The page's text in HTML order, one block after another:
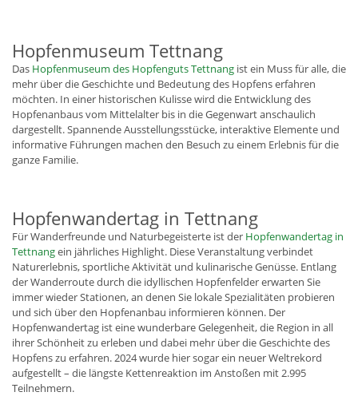
Hopfenmuseum Tettnang
Das Hopfenmuseum des Hopfenguts Tettnang ist ein Muss für alle, die
mehr über die Geschichte und Bedeutung des Hopfens erfahren
möchten. In einer historischen Kulisse wird die Entwicklung des
Hopfenanbaus vom Mittelalter bis in die Gegenwart anschaulich
dargestellt. Spannende Ausstellungsstücke, interaktive Elemente und
informative Führungen machen den Besuch zu einem Erlebnis für die
ganze Familie.
Hopfenwandertag in Tettnang
Für Wanderfreunde und Naturbegeisterte ist der Hopfenwandertag in
Tettnangein jährliches Highlight. Diese Veranstaltung verbindet
Naturerlebnis, sportliche Aktivität und kulinarische Genüsse. Entlang
der Wanderroute durch die idyllischen Hopfenfelder erwarten Sie
immer wieder Stationen, an denen Sie lokale Spezialitäten probieren
und sich über den Hopfenanbau informieren können. Der
Hopfenwandertag ist eine wunderbare Gelegenheit, die Region in all
ihrer Schönheit zu erleben und dabei mehr über die Geschichte des
Hopfens zu erfahren. 2024 wurde hier sogar ein neuer Weltrekord
aufgestellt – die längste Kettenreaktion im Anstoßen mit 2.995
Teilnehmern.